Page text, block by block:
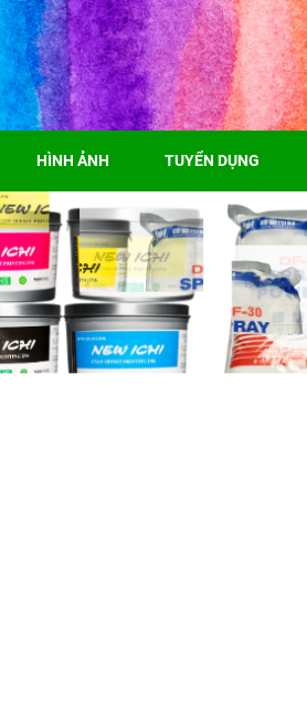
HÌNH ẢNH TUYỂN DỤNG